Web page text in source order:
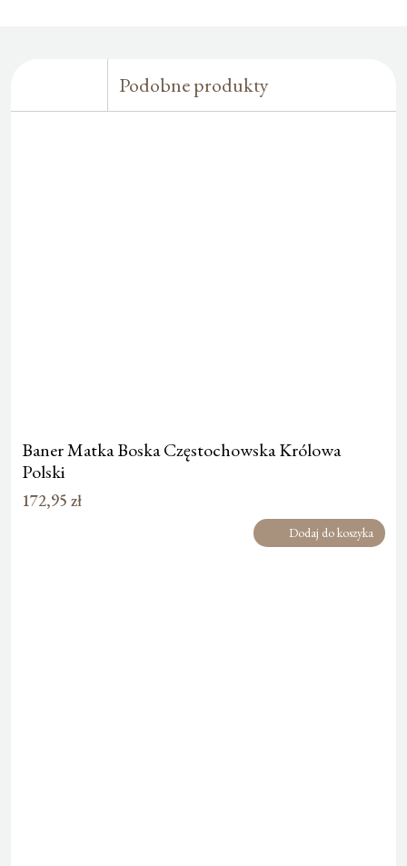
Podobne produkty
Baner Matka Boska Częstochowska Królowa
Polski
172,95 zł
Dodaj do koszyka